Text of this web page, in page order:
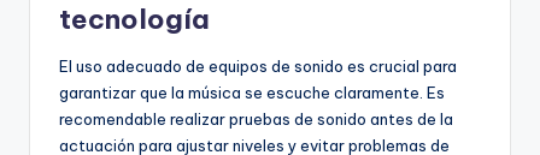
tecnología
El uso adecuado de equipos de sonido es crucial para
garantizar que la música se escuche claramente. Es
recomendable realizar pruebas de sonido antes de la
actuación para ajustar niveles y evitar problemas de